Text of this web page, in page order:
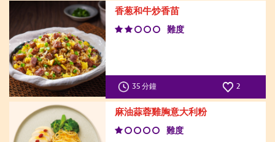
香葱和牛炒香苗
難度
35 分鐘 2
麻油蒜蓉雞胸意大利粉
難度